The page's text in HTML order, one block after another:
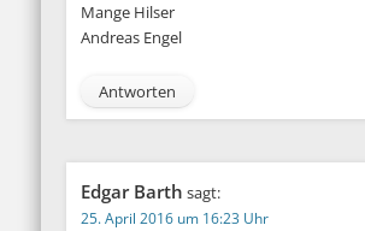
Mange Hilser
Andreas Engel
Antworten
Edgar Barth sagt:
25. April 2016 um 16:23 Uhr